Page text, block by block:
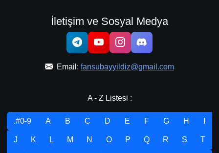
İletişim ve Sosyal Medya
Email: fansubayyildiz@gmail.com
A - Z Listesi :
.#0-9 A B C D E F G H
J K L M N O P Q R S T